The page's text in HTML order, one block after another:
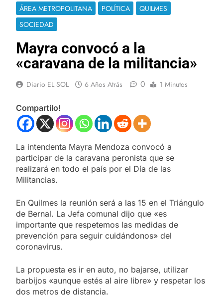
ÁREA METROPOLITANA POLÍTICA
QUILMES
SOCIEDAD
Mayra convocó a la
«caravana de la militancia»
Diario EL SOL 6 Años Atrás 0 1 Minutos
Compartilo!
La intendenta Mayra Mendoza convocó a
participar de la caravana peronista que se
realizará en todo el país por el Día de las
Militancias.
En Quilmes la reunión será a las 15 en el Triángulo
de Bernal. La Jefa comunal dijo que «es
importante que respetemos las medidas de
prevención para seguir cuidándonos» del
coronavirus.
La propuesta es ir en auto, no bajarse, utilizar
barbijos «aunque estés al aire libre» y respetar los
dos metros de distancia.